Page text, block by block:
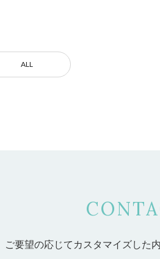
ALL
ご要望の応じてカスタマイズした